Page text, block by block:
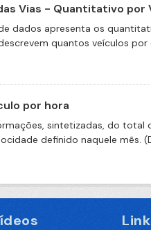
Vias - Quantitativo por
dados apresenta os
quantos veículos por
por hora
sintetizadas, do total
definido naquele mês.